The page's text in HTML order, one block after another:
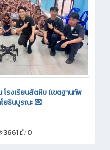
โรงเรียนสัตหีบ (เขตฐานทัพ
โยธินบูรณะ 💌
3661 0